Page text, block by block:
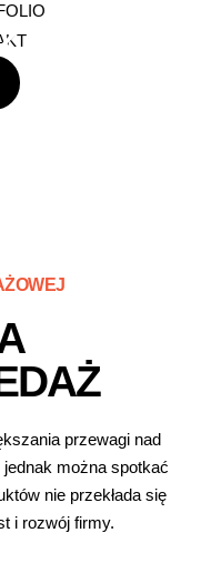
przewagi nad
można spotkać
nie przekłada się
i rozwój firmy.